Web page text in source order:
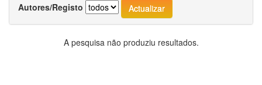
Autores/Registo
A pesquisa não produziu resultados.